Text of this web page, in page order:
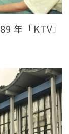
年「KTV」